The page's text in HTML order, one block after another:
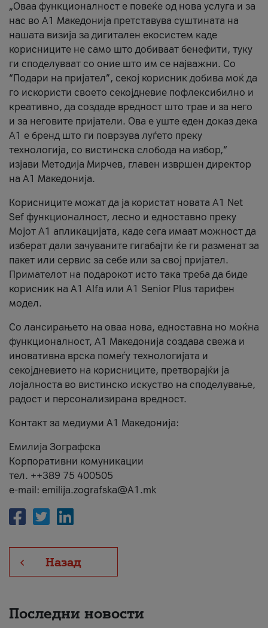
„Оваа функционалност е повеќе од нова услуга и за
нас во А1 Македонија претставува суштината на
нашата визија за дигитален екосистем каде
корисниците не само што добиваат бенефити, туку
ги споделуваат со оние што им се најважни. Со
“Подари на пријател”, секој корисник добива моќ да
го искористи своето секојдневие пофлексибилно и
креативно, да создаде вредност што трае и за него
и за неговите пријатели. Ова е уште еден доказ дека
А1 е бренд што ги поврзува луѓето преку
технологија, со вистинска слобода на избор,“
изјави Методија Мирчев, главен извршен директор
на А1 Македонија.
Корисниците можат да ја користат новата А1 Net
Sef функционалност, лесно и едноставно преку
Мојот А1 апликацијата, каде сега имаат можност да
изберат дали зачуваните гигабајти ќе ги разменат за
пакет или сервис за себе или за свој пријател.
Примателот на подарокот исто така треба да биде
корисник на А1 Alfa или A1 Senior Plus тарифен
модел.
Со лансирањето на оваа нова, едноставна но моќна
функционалност, А1 Македонија создава свежа и
иновативна врска помеѓу технологијата и
секојдневието на корисниците, претворајќи ја
лојалноста во вистинско искуство на споделување,
радост и персонализирана вредност.
Контакт за медиуми А1 Македонија:
Емилија Зографска
Корпоративни комуникации
тел. ++389 75 400505
e-mail: emilija.zografska@A1.mk
Назад
Последни новости